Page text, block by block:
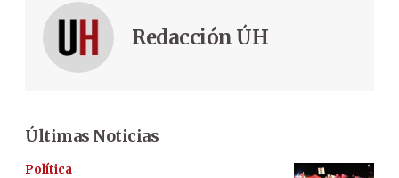
Redacción ÚH
Últimas Noticias
Política